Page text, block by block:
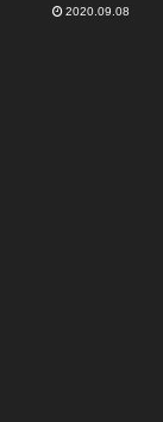
2020.09.08